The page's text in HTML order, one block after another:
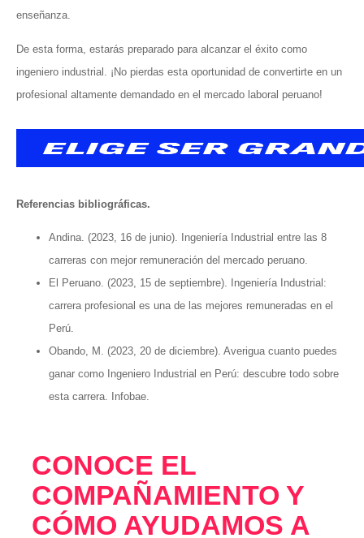
enseñanza.
De esta forma, estarás preparado para alcanzar el éxito como
ingeniero industrial. ¡No pierdas esta oportunidad de convertirte en un
profesional altamente demandado en el mercado laboral peruano!
Referencias bibliográficas.
Andina. (2023, 16 de junio). Ingeniería Industrial entre las 8
carreras con mejor remuneración del mercado peruano.
El Peruano. (2023, 15 de septiembre). Ingeniería Industrial:
carrera profesional es una de las mejores remuneradas en el
Perú.
Obando, M. (2023, 20 de diciembre). Averigua cuanto puedes
ganar como Ingeniero Industrial en Perú: descubre todo sobre
esta carrera. Infobae.
CONOCE EL
COMPAÑAMIENTO Y
CÓMO AYUDAMOS A